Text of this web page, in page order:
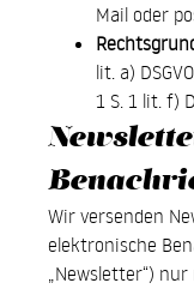
Mail oder
lit. a)
1 S. 1 lit. f)
Wir versenden
elektronische
„Newsletter“)